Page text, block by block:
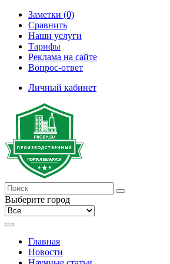
Заметки (0)
Сравнить
Наши услуги
Тарифы
Реклама на сайте
Вопрос-ответ
Личный кабинет
Выберите город
Главная
Новости